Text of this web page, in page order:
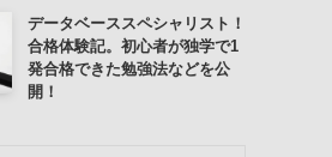
データベーススペシャリスト！
合格体験記。初心者が独学で1
発合格できた勉強法などを公
開！